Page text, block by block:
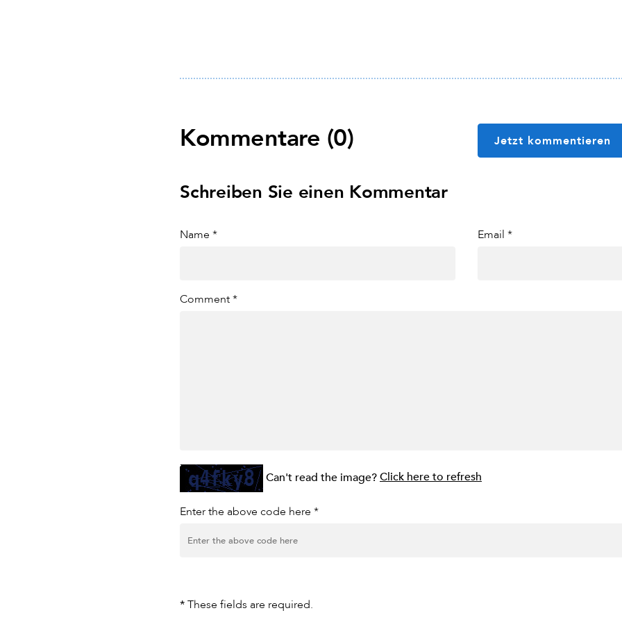
Kommentare (0) Jetzt kommentieren
Schreiben Sie einen Kommentar
Name * Email *
Comment *
Can't read the image?Click here to refresh
Enter the above code here *
* These fields are required.